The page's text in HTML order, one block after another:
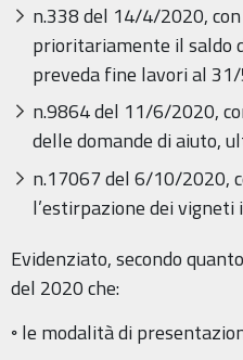
n.338 del 14/4/2020,
prioritariamente il saldo
preveda fine lavori al
n.9864 del 11/6/2020,
delle domande di aiuto,
n.17067 del 6/10/2020,
l’estirpazione dei
Evidenziato, secondo
del 2020 che:
◦ le modalità di